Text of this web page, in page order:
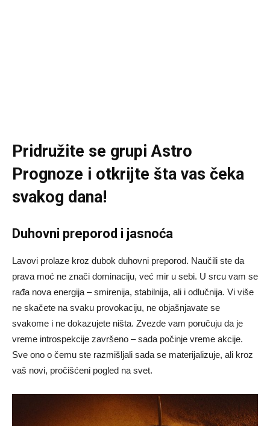
Pridružite se grupiAstro
Prognoze i otkrijte šta vas čeka
svakog dana!
Duhovni preporod i jasnoća
Lavovi prolaze kroz dubok duhovni preporod. Naučili ste da
prava moć ne znači dominaciju, već mir u sebi. U srcu vam se
rađa nova energija – smirenija, stabilnija, ali i odlučnija. Vi više
ne skačete na svaku provokaciju, ne objašnjavate se
svakome i ne dokazujete ništa. Zvezde vam poručuju da je
vreme introspekcije završeno – sada počinje vreme akcije.
Sve ono o čemu ste razmišljali sada se materijalizuje, ali kroz
vaš novi, pročišćeni pogled na svet.